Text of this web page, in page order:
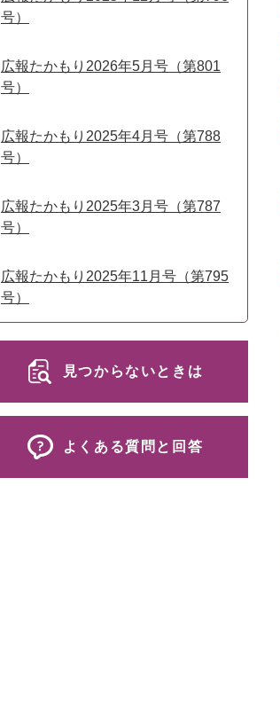
号）
広報たかもり2026年5月号（第801
号）
広報たかもり2025年4月号（第788
号）
広報たかもり2025年3月号（第787
号）
広報たかもり2025年11月号（第795
号）
見つからないときは
よくある質問と回答